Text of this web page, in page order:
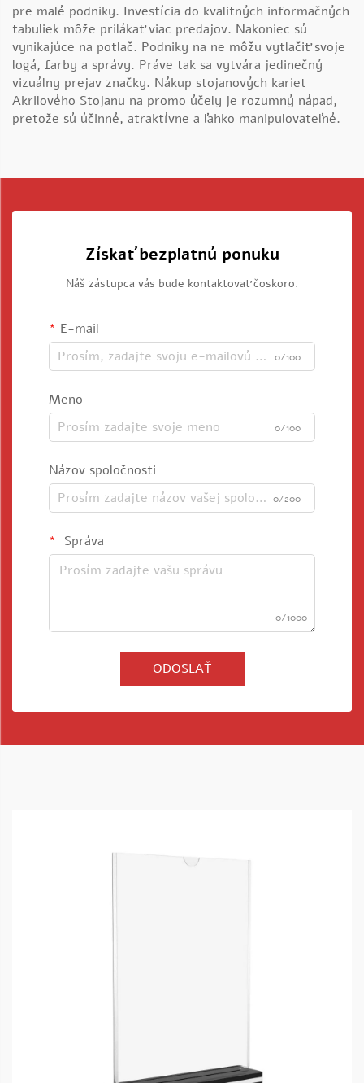
pre malé podniky. Investícia do kvalitných informačných
tabuliek môže prilákať viac predajov. Nakoniec sú
vynikajúce na potlač. Podniky na ne môžu vytlačiť svoje
logá, farby a správy. Práve tak sa vytvára jedinečný
vizuálny prejav značky. Nákup stojanových kariet
Akrilového Stojanu na promo účely je rozumný nápad,
pretože sú účinné, atraktívne a ľahko manipulovateľné.
Získať bezplatnú ponuku
Náš zástupca vás bude kontaktovať čoskoro.
E-mail
0/100
Meno
0/100
Názov spoločnosti
0/200
Správa
0/1000
ODOSLAŤ